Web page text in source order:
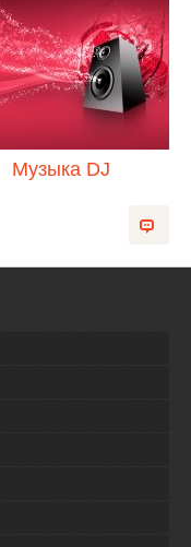
Музыка DJ